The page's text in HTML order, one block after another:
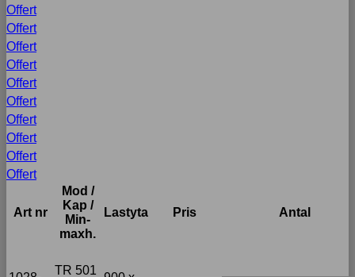
Offert
Offert
Offert
Offert
Offert
Offert
Offert
Offert
Offert
Offert
Art nr
Mod /
Kap /
Min-
maxh.
Lastyta Pris Antal
TR 501